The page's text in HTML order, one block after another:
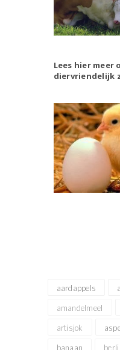
Lees hier meer
diervriendelijk
aardappels
amandelmeel
artisjok
banaan